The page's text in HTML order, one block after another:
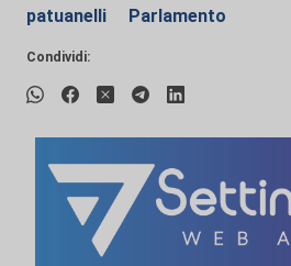
patuanelli
Parlamento
Condividi: